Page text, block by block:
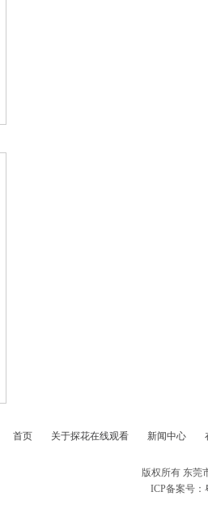
首页 关于探花在线观看 新闻中心
版权所有 东莞
ICP备案号：